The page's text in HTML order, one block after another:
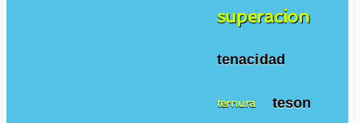
superacion
tenacidad
ternura teson